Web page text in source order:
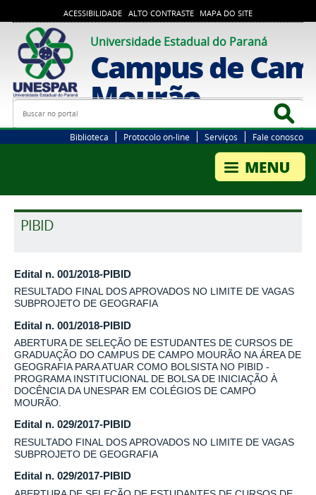
ACESSIBILIDADE ALTO CONTRASTE MAPA DO SITE
Universidade Estadual do Paraná
Campus de
Mourão
Busca
Biblioteca Protocolo on-line Serviços Fale conosco
PIBID
Edital n. 001/2018-PIBID
RESULTADO FINAL DOS APROVADOS NO LIMITE DE VAGAS
SUBPROJETO DE GEOGRAFIA
Edital n. 001/2018-PIBID
ABERTURA DE SELEÇÃO DE ESTUDANTES DE CURSOS DE
GRADUAÇÃO DO CAMPUS DE CAMPO MOURÃO NA ÁREA DE
GEOGRAFIA PARA ATUAR COMO BOLSISTA NO PIBID -
PROGRAMA INSTITUCIONAL DE BOLSA DE INICIAÇÃO À
DOCÊNCIA DA UNESPAR EM COLÉGIOS DE CAMPO
MOURÃO.
Edital n. 029/2017-PIBID
RESULTADO FINAL DOS APROVADOS NO LIMITE DE VAGAS
SUBPROJETO DE GEOGRAFIA
Edital n. 029/2017-PIBID